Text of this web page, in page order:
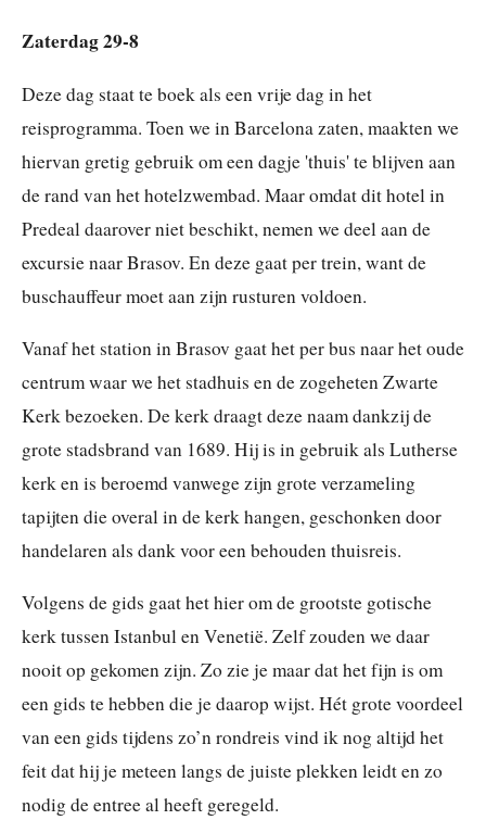
Zaterdag 29-8
Deze dag staat te boek als een vrije dag in het
reisprogramma. Toen we in Barcelona zaten, maakten we
hiervan gretig gebruik om een dagje 'thuis' te blijven aan
de rand van het hotelzwembad. Maar omdat dit hotel in
Predeal daarover niet beschikt, nemen we deel aan de
excursie naar Brasov. En deze gaat per trein, want de
buschauffeur moet aan zijn rusturen voldoen.
Vanaf het station in Brasov gaat het per bus naar het oude
centrum waar we het stadhuis en de zogeheten Zwarte
Kerk bezoeken. De kerk draagt deze naam dankzij de
grote stadsbrand van 1689. Hij is in gebruik als Lutherse
kerk en is beroemd vanwege zijn grote verzameling
tapijten die overal in de kerk hangen, geschonken door
handelaren als dank voor een behouden thuisreis.
Volgens de gids gaat het hier om de grootste gotische
kerk tussen Istanbul en Venetië. Zelf zouden we daar
nooit op gekomen zijn. Zo zie je maar dat het fijn is om
een gids te hebben die je daarop wijst. Hét grote voordeel
van een gids tijdens zo’n rondreis vind ik nog altijd het
feit dat hij je meteen langs de juiste plekken leidt en zo
nodig de entree al heeft geregeld.